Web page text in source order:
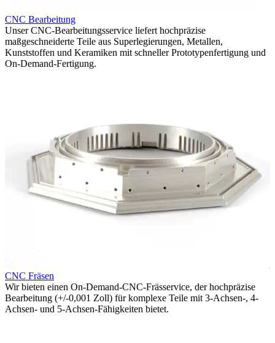
CNC Bearbeitung
Unser CNC-Bearbeitungsservice liefert hochpräzise
maßgeschneiderte Teile aus Superlegierungen, Metallen,
Kunststoffen und Keramiken mit schneller Prototypenfertigung und
On-Demand-Fertigung.
CNC Fräsen
Wir bieten einen On-Demand-CNC-Frässervice, der hochpräzise
Bearbeitung (+/-0,001 Zoll) für komplexe Teile mit 3-Achsen-, 4-
Achsen- und 5-Achsen-Fähigkeiten bietet.